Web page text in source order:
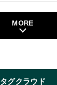
MORE
タグクラウド